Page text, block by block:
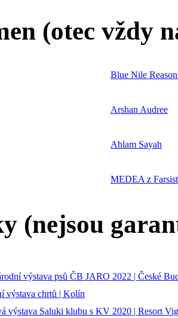
(otec vždy
Blue Nile
Arshan Audree
Ahlam Sayah
MEDEA z
(nejsou
výstava psů ČB JARO 2022 | České
výstava chrtů | Kolín
výstava Saluki klubu s KV 2020 | Resort